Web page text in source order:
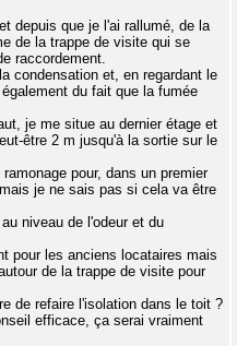
depuis que je l'ai rallumé, de la
de la trappe de visite qui se
raccordement.
condensation et, en regardant le
du fait que la fumée
je me situe au dernier étage et
être 2 m jusqu'à la sortie sur le
pour, dans un premier
je ne sais pas si cela va être
niveau de l'odeur et du
pour les anciens locataires mais
de la trappe de visite pour
de refaire l'isolation dans le toit ?
efficace, ça serai vraiment